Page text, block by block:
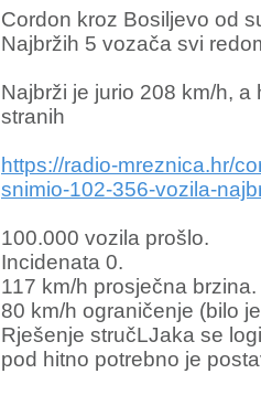
Cordon kroz Bosiljevo od
Najbržih 5 vozača svi
Najbrži je jurio 208 km/h,
stranih
https://radio-mreznica.hr/
snimio-102-356-vozila-
100.000 vozila prošlo.
Incidenata 0.
117 km/h prosječna brzina.
80 km/h ograničenje (bilo
Rješenje stručLJaka se
pod hitno potrebno je